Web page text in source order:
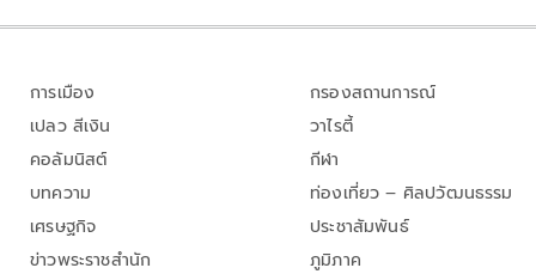
การเมือง
เปลว สีเงิน
คอลัมนิสต์
บทความ
เศรษฐกิจ
ข่าวพระราชสำนัก
กรองสถานการณ์
วาไรตี้
กีฬา
ท่องเที่ยว – ศิลปวัฒนธรรม
ประชาสัมพันธ์
ภูมิภาค